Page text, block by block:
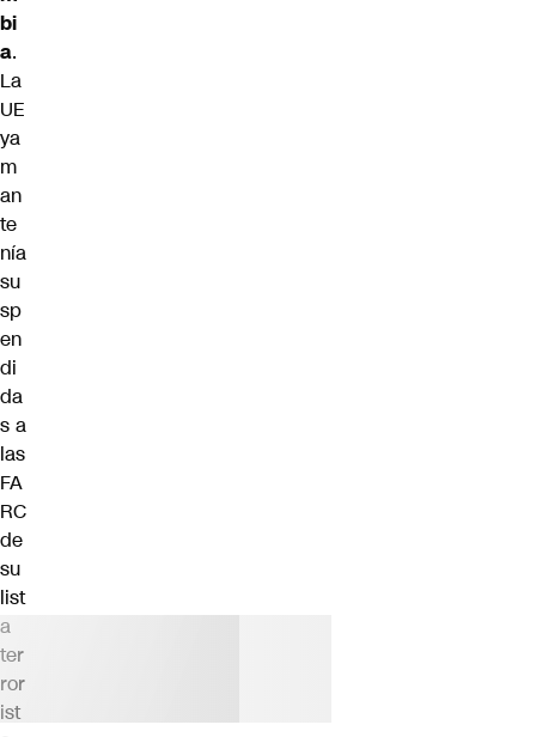
bi
a.
La
UE
ya
m
an
te
nía
su
sp
en
di
da
s a
las
FA
RC
de
su
list
a
ter
ror
ist